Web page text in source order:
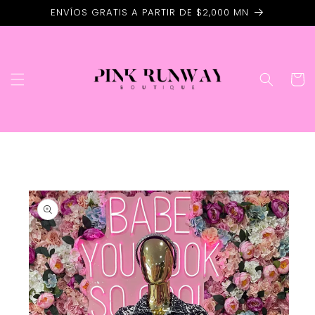
directamente
al contenido
ENVÍOS GRATIS A PARTIR DE $2,000 MN
Carrito
información
del producto